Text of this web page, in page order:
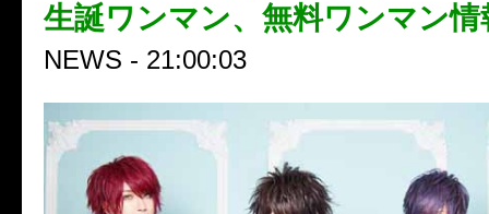
生誕ワンマン、無料ワンマン情
NEWS - 21:00:03